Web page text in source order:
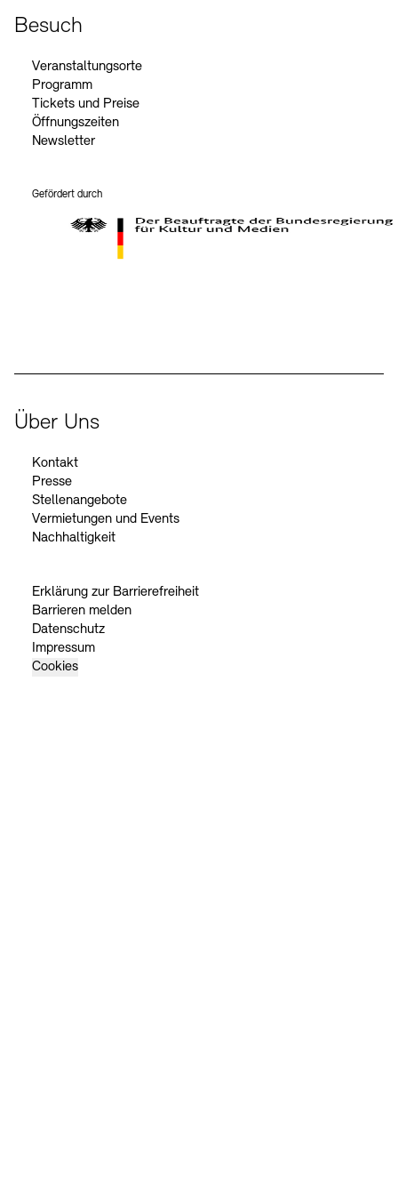
Besuch
Veranstaltungsorte
Programm
Tickets und Preise
Öffnungszeiten
Newsletter
Gefördert durch
Über Uns
Kontakt
Presse
Stellenangebote
Vermietungen und Events
Nachhaltigkeit
Erklärung zur Barrierefreiheit
Barrieren melden
Datenschutz
Impressum
Cookies